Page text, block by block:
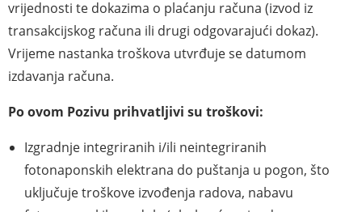
vrijednosti te dokazima o plaćanju računa (izvod iz
transakcijskog računa ili drugi odgovarajući dokaz).
Vrijeme nastanka troškova utvrđuje se datumom
izdavanja računa.
Po ovom Pozivu prihvatljivi su troškovi:
Izgradnje integriranih i/ili neintegriranih
fotonaponskih elektrana do puštanja u pogon, što
uključuje troškove izvođenja radova, nabavu